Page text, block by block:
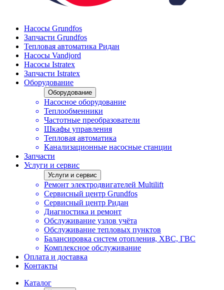
Насосы Grundfos
Запчасти Grundfos
Тепловая автоматика Ридан
Насосы Vandjord
Насосы Istratex
Запчасти Istratex
Оборудование
Оборудование
Насосное оборудование
Теплообменники
Частотные преобразователи
Шкафы управления
Тепловая автоматика
Канализационные насосные станции
Запчасти
Услуги и сервис
Услуги и сервис
Ремонт электродвигателей Multilift
Сервисный центр Grundfos
Сервисный центр Ридан
Диагностика и ремонт
Обслуживание узлов учёта
Обслуживание тепловых пунктов
Балансировка систем отопления, ХВС, ГВС
Комплексное обслуживание
Оплата и доставка
Контакты
Каталог